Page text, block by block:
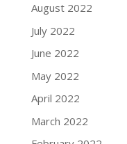
August 2022
July 2022
June 2022
May 2022
April 2022
March 2022